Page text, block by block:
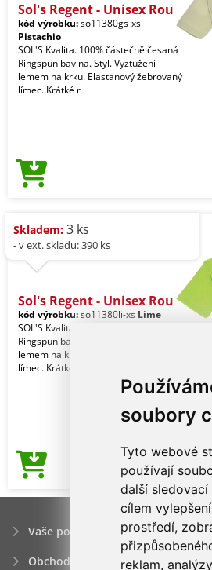
soubory
Tyto webové
používají
další sledovací
cílem
prostředí,
reklam,
Sol's Regent - Unisex Rou
kód výrobku:so11380gs-xs
Pistachio
SOL'S Kvalita. 100% částečně česaná
Ringspun bavlna. Styl. Vyztužení
lemem na krku. Elastanový žebrovaný
límec. Krátké r
Skladem: 3 ks
- v ext. skladu: 390 ks
Sol's Regent - Unisex Rou
kód výrobku:so11380li-xs Lime
SOL'S Kvalita. 100% částečně česaná
Ringspun bavlna. Styl. Vyztužení
lemem na krku. Elastanový žebrovaný
límec. Krátké r
Vaše poptávka
Obchodní podmínky